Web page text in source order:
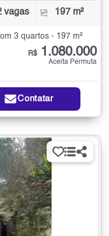
vagas 197 m²
3 quartos - 197 m²
R$ 1.080.000
Aceita Permuta
Contatar